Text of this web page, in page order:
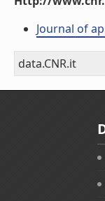
Journal of
data.CNR.it